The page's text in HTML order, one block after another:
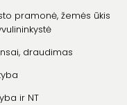
pramonė, žemės ūkis
draudimas
ir NT